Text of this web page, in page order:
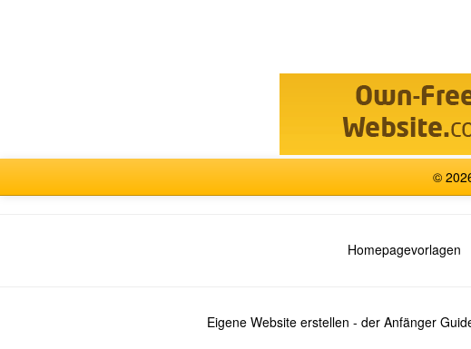
©
Homepagevorlagen
Eigene Website erstellen - der Anfänger